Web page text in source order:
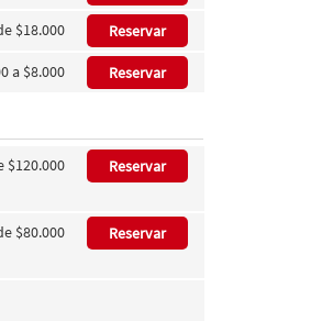
$18.000 Reservar
a $8.000 Reservar
$120.000 Reservar
$80.000 Reservar